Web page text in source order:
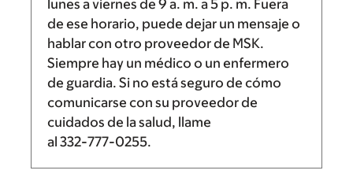
lunes a viernes de 9 a. m. a5 p. m. Fuera
de ese horario, puede dejar un mensaje o
hablar con otro proveedor de MSK.
Siempre hay un médico o un enfermero
de guardia. Si no está seguro de cómo
comunicarse con su proveedor de
cuidados de la salud, llame
al 332-777-0255.